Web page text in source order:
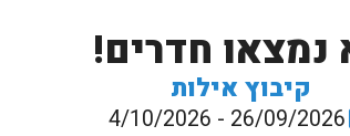
נמצאו חדרים!
קיבוץ אילות
26/09/2026 - 4/10/2026